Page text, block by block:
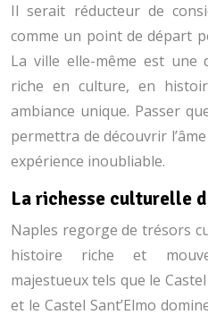
Il serait réducteur de
comme un point de départ
La ville elle-même est
riche en culture, en
ambiance unique. Passer
permettra de découvrir
expérience inoubliable.
La richesse culturelle
Naples regorge de trésors
histoire riche et
majestueux tels que le
et le Castel Sant’Elmo